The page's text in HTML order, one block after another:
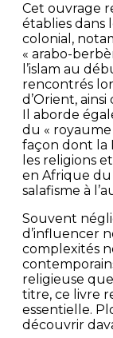
Cet ouvrage
établies dans
colonial,
« arabo-
l’islam au
rencontrés
d’Orient,
Il aborde
du « royaume
façon dont la
les religions
en Afrique
salafisme à
Souvent
d’influencer
complexités
religieuse
titre, ce livre
essentielle.
découvrir